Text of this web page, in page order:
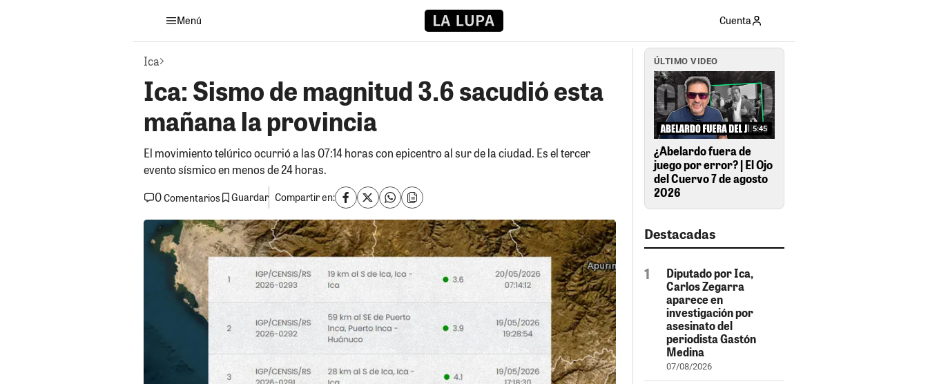
Menú Cuenta
Ica
Ica: Sismo de magnitud 3.6 sacudió esta
mañana la provincia
El movimiento telúrico ocurrió a las 07:14 horas con epicentro al sur de la ciudad. Es el tercer
evento sísmico en menos de 24 horas.
0Comentarios Guardar Compartir en:
ÚLTIMO VIDEO
5:45
¿Abelardo fuera de
juego por error? | El Ojo
del Cuervo 7 de agosto
2026
Destacadas
Diputado por Ica,
Carlos Zegarra
aparece en
investigación por
asesinato del
periodista Gastón
Medina
07/08/2026